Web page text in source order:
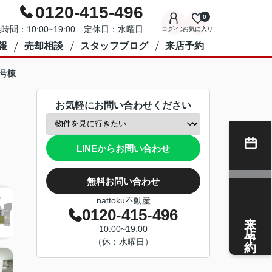
0120-415-496
間：10:00~19:00 定休日：水曜日 ログインお気に入り
0
売却相談 スタッフブログ 来店予約
棟
お気軽にお問い合わせください
LINEからお問い合わせ
無料お問い合わせ
nattoku不動産
0120-415-496
10:00~19:00
（休：水曜日）
来店予約